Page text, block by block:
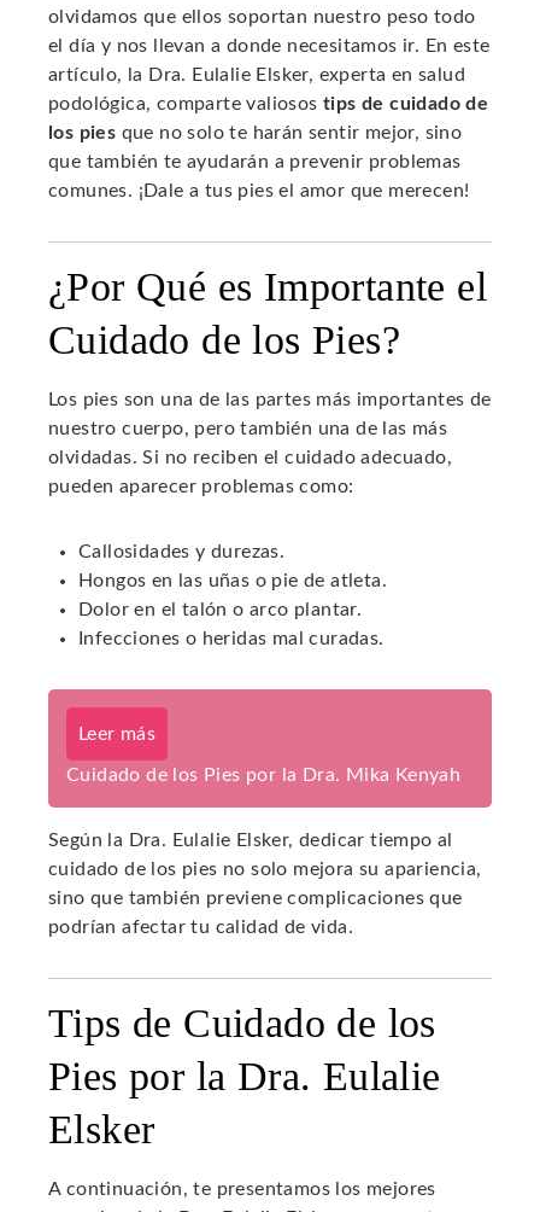
olvidamos que ellos soportan nuestro peso todo
el día y nos llevan a donde necesitamos ir. En este
artículo, la Dra. Eulalie Elsker, experta en salud
podológica, comparte valiosos tips de cuidado de
los pies que no solo te harán sentir mejor, sino
que también te ayudarán a prevenir problemas
comunes. ¡Dale a tus pies el amor que merecen!
¿Por Qué es Importante el
Cuidado de los Pies?
Los pies son una de las partes más importantes de
nuestro cuerpo, pero también una de las más
olvidadas. Si no reciben el cuidado adecuado,
pueden aparecer problemas como:
Callosidades y durezas.
Hongos en las uñas o pie de atleta.
Dolor en el talón o arco plantar.
Infecciones o heridas mal curadas.
Leer más
Cuidado de los Pies por la Dra. Mika Kenyah
Según la Dra. Eulalie Elsker, dedicar tiempo al
cuidado de los pies no solo mejora su apariencia,
sino que también previene complicaciones que
podrían afectar tu calidad de vida.
Tips de Cuidado de los
Pies por la Dra. Eulalie
Elsker
A continuación, te presentamos los mejores